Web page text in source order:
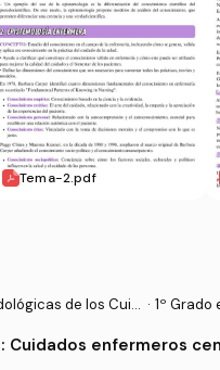
Tema-2.pdf
de los Cuid · 1º Grado
Cuidados enfermeros